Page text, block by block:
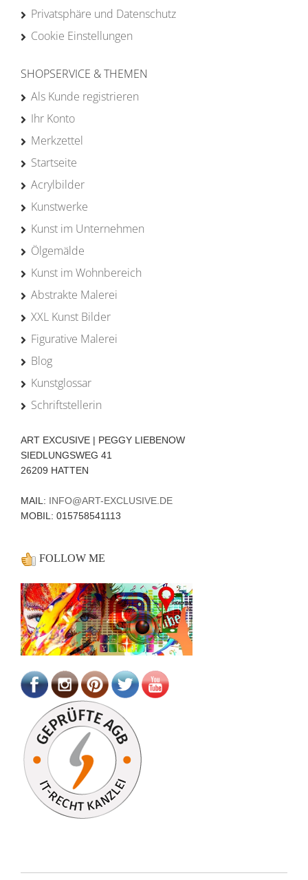
Privatsphäre und Datenschutz
Cookie Einstellungen
SHOPSERVICE & THEMEN
Als Kunde registrieren
Ihr Konto
Merkzettel
Startseite
Acrylbilder
Kunstwerke
Kunst im Unternehmen
Ölgemälde
Kunst im Wohnbereich
Abstrakte Malerei
XXL Kunst Bilder
Figurative Malerei
Blog
Kunstglossar
Schriftstellerin
ART EXCUSIVE | PEGGY LIEBENOW
SIEDLUNGSWEG 41
26209 HATTEN
MAIL: INFO@ART-EXCLUSIVE.DE
MOBIL: 015758541113
FOLLOW ME